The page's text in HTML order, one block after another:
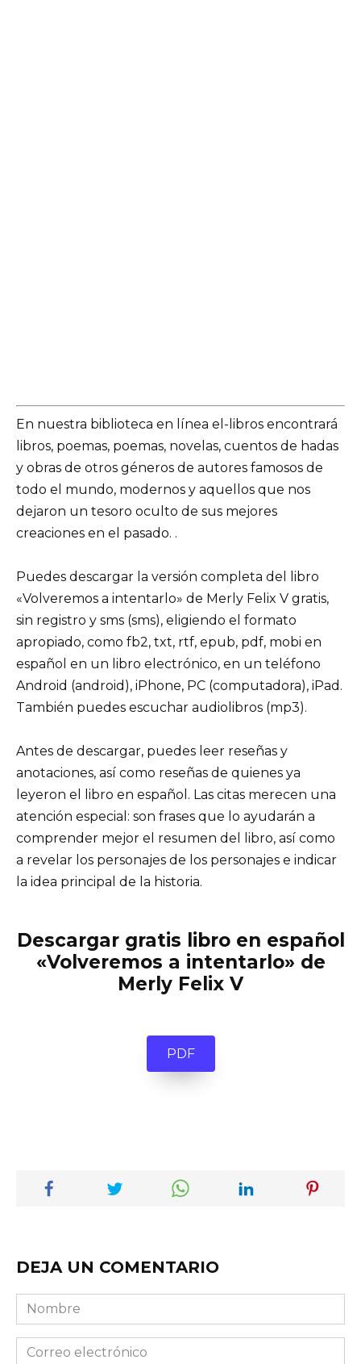
En nuestra biblioteca en línea el-libros encontrará
libros, poemas, poemas, novelas, cuentos de hadas
y obras de otros géneros de autores famosos de
todo el mundo, modernos y aquellos que nos
dejaron un tesoro oculto de sus mejores
creaciones en el pasado. .
Puedes descargar la versión completa del libro
«Volveremos a intentarlo» de Merly Felix V gratis,
sin registro y sms (sms), eligiendo el formato
apropiado, como fb2, txt, rtf, epub, pdf, mobi en
español en un libro electrónico, en un teléfono
Android (android), iPhone, PC (computadora), iPad.
También puedes escuchar audiolibros (mp3).
Antes de descargar, puedes leer reseñas y
anotaciones, así como reseñas de quienes ya
leyeron el libro en español. Las citas merecen una
atención especial: son frases que lo ayudarán a
comprender mejor el resumen del libro, así como
a revelar los personajes de los personajes e indicar
la idea principal de la historia.
Descargar gratis libro en español
«Volveremos a intentarlo» de
Merly Felix V
PDF
DEJA UN COMENTARIO
Nombre
Correo